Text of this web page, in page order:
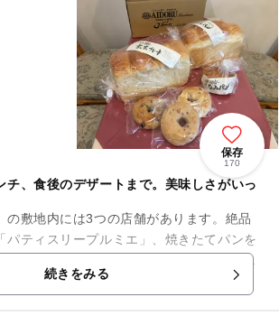
保存
170
チ、食後のデザートまで。美味しさがいっ
の敷地内には3つの店舗があります。絶品
パティスリープルミエ」、焼きたてパンを
ェリージパング」、特製パティスリーのパ
フェプル...続きをみる